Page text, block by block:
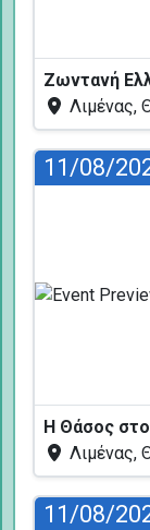
Λιμένας,
11/08/
Η Θάσος
Λιμένας,
11/08/